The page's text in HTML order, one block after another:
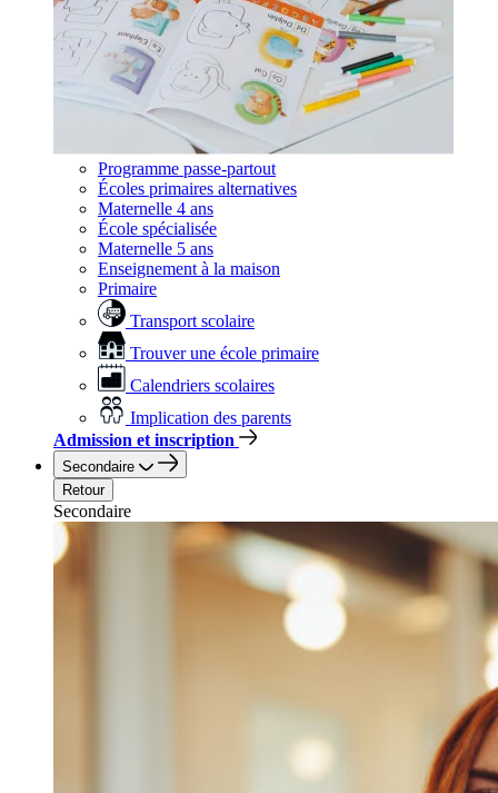
Programme passe-partout
Écoles primaires alternatives
Maternelle 4 ans
École spécialisée
Maternelle 5 ans
Enseignement à la maison
Primaire
Transport scolaire
Trouver une école primaire
Calendriers scolaires
Implication des parents
Admission et inscription
Secondaire
Retour
Secondaire